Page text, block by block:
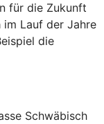
für die Zukunft
im Lauf der Jahre
die
Schwäbisch